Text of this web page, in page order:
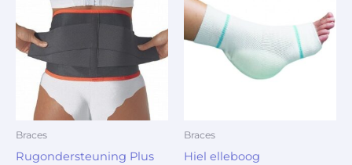
Braces
Rugondersteuning Plus
Braces
Hiel elleboog